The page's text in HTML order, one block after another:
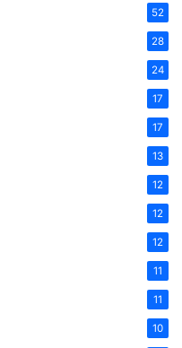
52
28
24
17
17
13
12
12
12
11
11
10